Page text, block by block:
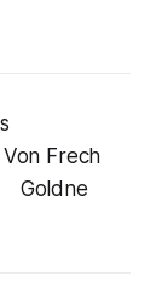
Frech